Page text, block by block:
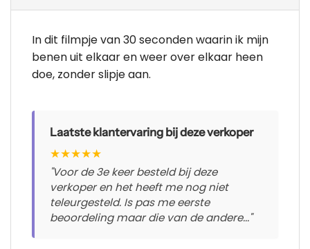
In dit filmpje van 30 seconden waarin ik mijn
benen uit elkaar en weer over elkaar heen
doe, zonder slipje aan.
Laatste klantervaring bij deze verkoper
★★★★★
"Voor de 3e keer besteld bij deze
verkoper en het heeft me nog niet
teleurgesteld. Is pas me eerste
beoordeling maar die van de andere..."